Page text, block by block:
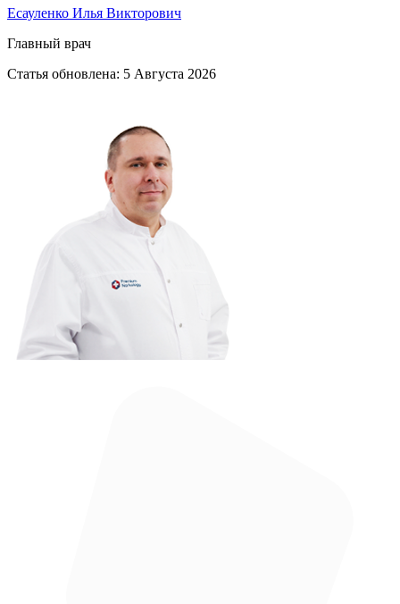
Есауленко Илья Викторович
Главный врач
Статья обновлена: 5 Августа 2026